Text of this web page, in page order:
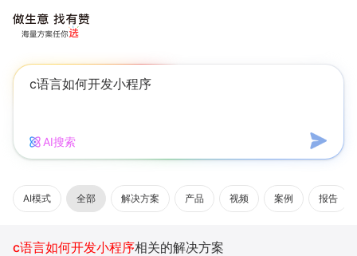
AI搜索
AI模式 全部 解决方案 产品 视频 案例 报告
c语言如何开发小程序相关的解决方案